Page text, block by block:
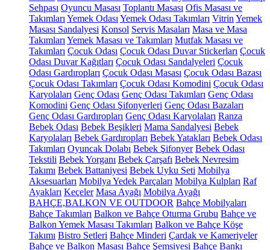
Sehpası Oyuncu Masası Toplantı Masası Ofis Masası ve
Takımları Yemek Odası Yemek Odası Takımları Vitrin Yemek
Masası Sandalyesi Konsol Servis Masaları Masa ve Masa
Takımları Yemek Masası ve Takımları Mutfak Masası ve
Takımları Çocuk Odası Çocuk Odası Duvar Stickerları Çocuk
Odası Duvar Kağıtları Çocuk Odası Sandalyeleri Çocuk
Odası Gardıropları Çocuk Odası Masası Çocuk Odası Bazası
Çocuk Odası Takımları Çocuk Odası Komodini Çocuk Odası
Karyolaları Genç Odası Genç Odası Takımları Genç Odası
Komodini Genç Odası Şifonyerleri Genç Odası Bazaları
Genç Odası Gardıropları Genç Odası Karyolaları Ranza
Bebek Odası Bebek Beşikleri Mama Sandalyesi Bebek
Karyolaları Bebek Gardıropları Bebek Yatakları Bebek Odası
Takımları Oyuncak Dolabı Bebek Şifonyer Bebek Odası
Tekstili Bebek Yorganı Bebek Çarşafı Bebek Nevresim
Takımı Bebek Battaniyesi Bebek Uyku Seti Mobilya
Aksesuarları Mobilya Yedek Parçaları Mobilya Kulpları Raf
Ayakları Keçeler Masa Ayağı Mobilya Ayağı
BAHÇE,BALKON VE OUTDOOR Bahçe Mobilyaları
Bahçe Takımları Balkon ve Bahçe Oturma Grubu Bahçe ve
Balkon Yemek Masası Takımları Balkon ve Bahçe Köşe
Takımı Bistro Setleri Bahçe Minderi Çardak ve Kameriyeler
Bahçe ve Balkon Masası Bahçe Şemsiyesi Bahçe Bankı